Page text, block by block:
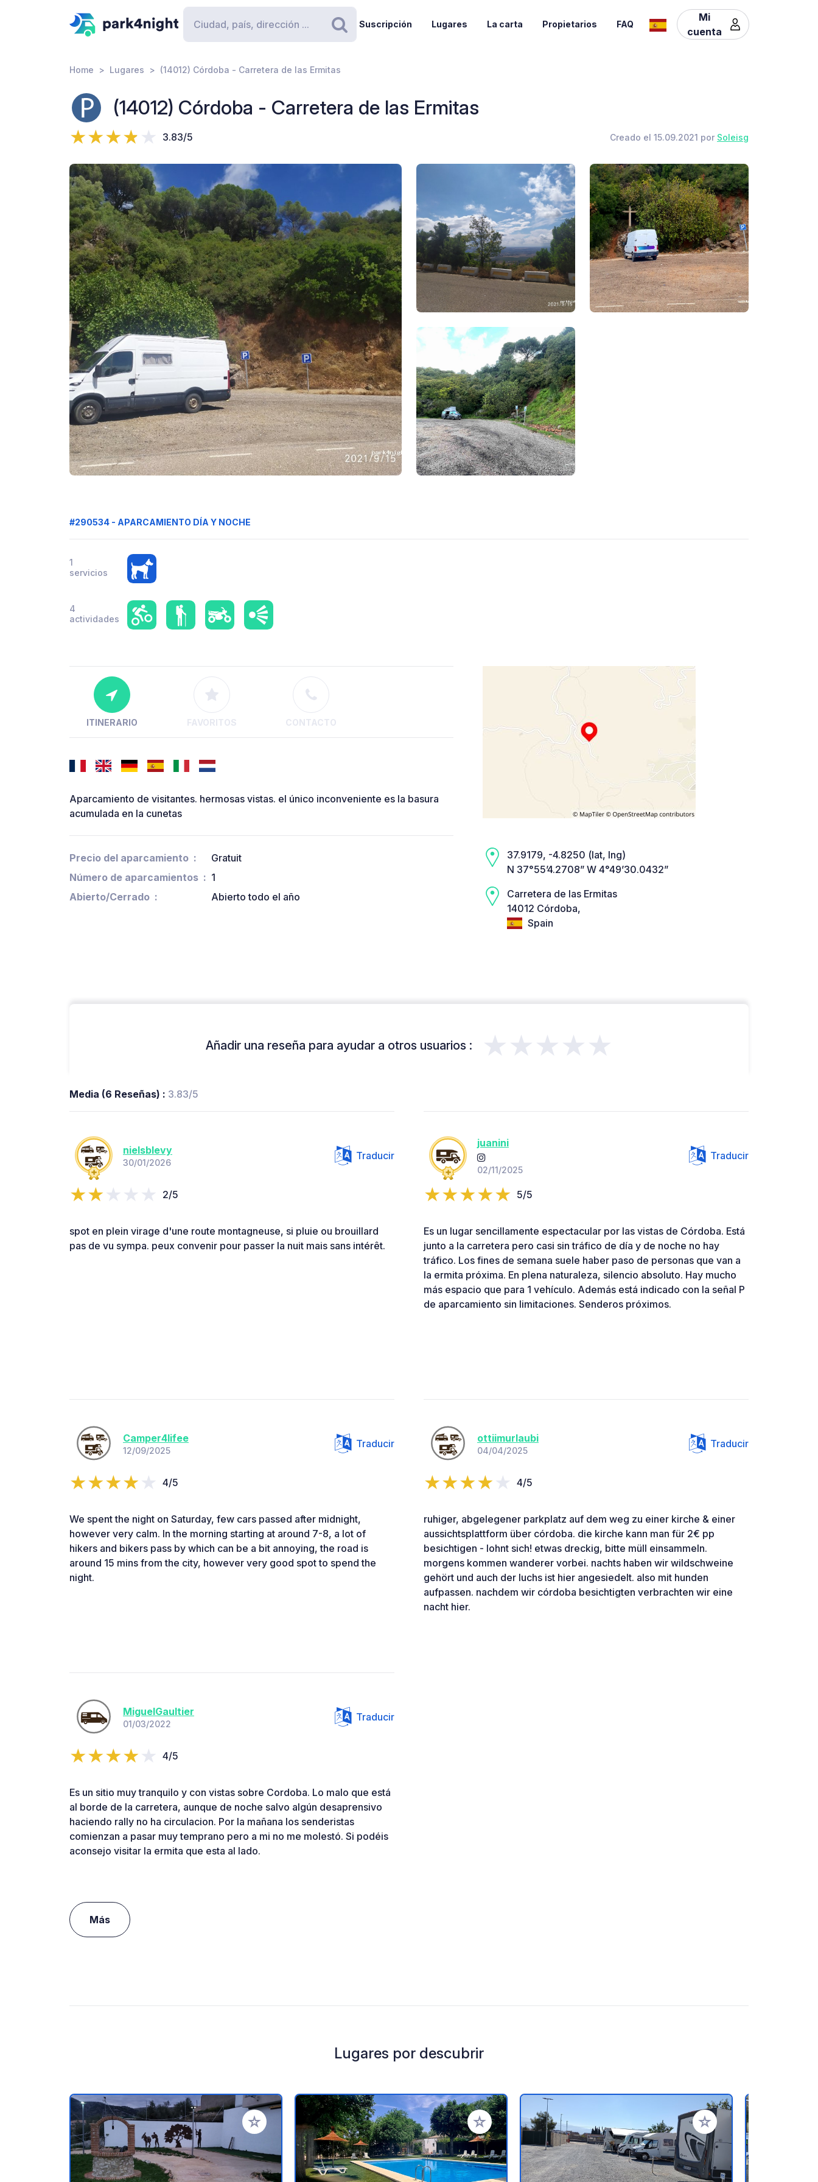
Buscar
Suscripción Lugares La carta Propietarios FAQ
Mi
cuenta
Home Lugares (14012) Córdoba - Carretera de las Ermitas
(14012) Córdoba - Carretera de las Ermitas
3.83/5 Creado el 15.09.2021 por Soleisg
#290534 - APARCAMIENTO DÍA Y NOCHE
1
servicios
4
actividades
ITINERARIO FAVORITOS CONTACTO
Aparcamiento de visitantes. hermosas vistas. el único inconveniente es la basura
acumulada en la cunetas
Precio del aparcamiento
Gratuit
Número de aparcamientos
1
Abierto/Cerrado
Abierto todo el año
37.9179, -4.8250 (lat, lng)
N 37°55’4.2708” W 4°49’30.0432”
Carretera de las Ermitas
14012 Córdoba,
Spain
Añadir una reseña para ayudar a otros usuarios : ★★★★★
Media (6 Reseñas) : 3.83/5
nielsblevy
30/01/2026
Traducir
2/5
spot en plein virage d'une route montagneuse, si pluie ou brouillard
pas de vu sympa. peux convenir pour passer la nuit mais sans intérêt.
juanini
02/11/2025
Traducir
5/5
Es un lugar sencillamente espectacular por las vistas de Córdoba. Está
junto a la carretera pero casi sin tráfico de día y de noche no hay
tráfico. Los fines de semana suele haber paso de personas que van a
la ermita próxima. En plena naturaleza, silencio absoluto. Hay mucho
más espacio que para 1 vehículo. Además está indicado con la señal P
de aparcamiento sin limitaciones. Senderos próximos.
Camper4lifee
12/09/2025
Traducir
4/5
We spent the night on Saturday, few cars passed after midnight,
however very calm. In the morning starting at around 7-8, a lot of
hikers and bikers pass by which can be a bit annoying, the road is
around 15 mins from the city, however very good spot to spend the
night.
ottiimurlaubi
04/04/2025
Traducir
4/5
ruhiger, abgelegener parkplatz auf dem weg zu einer kirche & einer
aussichtsplattform über córdoba. die kirche kann man für 2€ pp
besichtigen - lohnt sich! etwas dreckig, bitte müll einsammeln.
morgens kommen wanderer vorbei. nachts haben wir wildschweine
gehört und auch der luchs ist hier angesiedelt. also mit hunden
aufpassen. nachdem wir córdoba besichtigten verbrachten wir eine
nacht hier.
MiguelGaultier
01/03/2022
Traducir
4/5
Es un sitio muy tranquilo y con vistas sobre Cordoba. Lo malo que está
al borde de la carretera, aunque de noche salvo algún desaprensivo
haciendo rally no ha circulacion. Por la mañana los senderistas
comienzan a pasar muy temprano pero a mi no me molestó. Si podéis
aconsejo visitar la ermita que esta al lado.
Más
Lugares por descubrir
Añadir a tus favoritos Añadir a tus favoritos Añadir a tus favoritos